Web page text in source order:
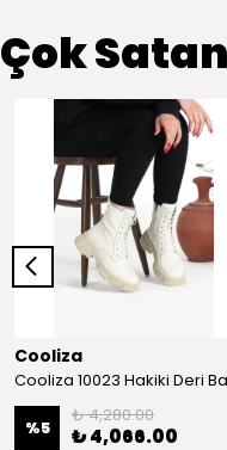
Çok
Cooliza
%5
₺ 4,280.00
₺ 4,066.00